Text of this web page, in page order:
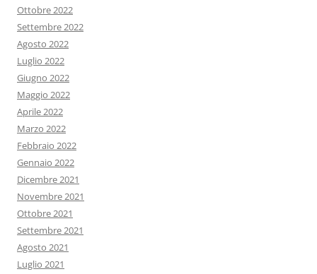
Ottobre 2022
Settembre 2022
Agosto 2022
Luglio 2022
Giugno 2022
Maggio 2022
Aprile 2022
Marzo 2022
Febbraio 2022
Gennaio 2022
Dicembre 2021
Novembre 2021
Ottobre 2021
Settembre 2021
Agosto 2021
Luglio 2021